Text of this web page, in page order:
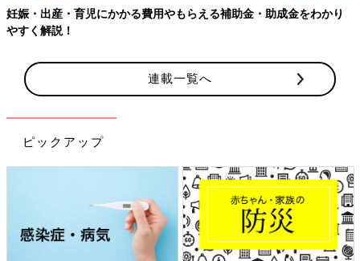
妊娠・出産・育児にかかる費用やもらえる補助金・助成金をわかり
やすく解説！
連載一覧へ
ピックアップ